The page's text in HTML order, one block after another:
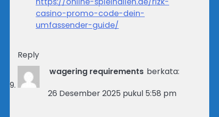
casino-promo-code-dein-
umfassender-guide/
Reply
wagering requirements berkata:
26 Desember 2025 pukul 5:58 pm